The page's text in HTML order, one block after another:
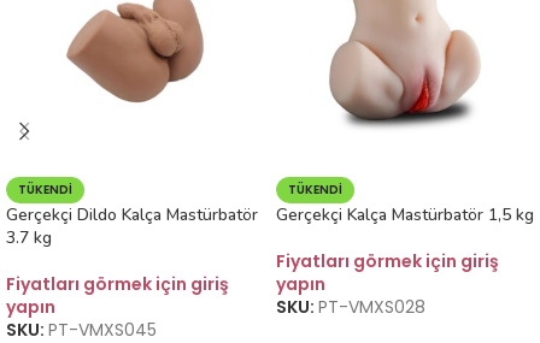
TÜKENDI
Gerçekçi Dildo Kalça Mastürbatör
3.7 kg
Fiyatları görmek için giriş
yapın
SKU: PT-VMXS045
TÜKENDI
Gerçekçi Kalça Mastürbatör 1,5 kg
Fiyatları görmek için giriş
yapın
SKU: PT-VMXS028